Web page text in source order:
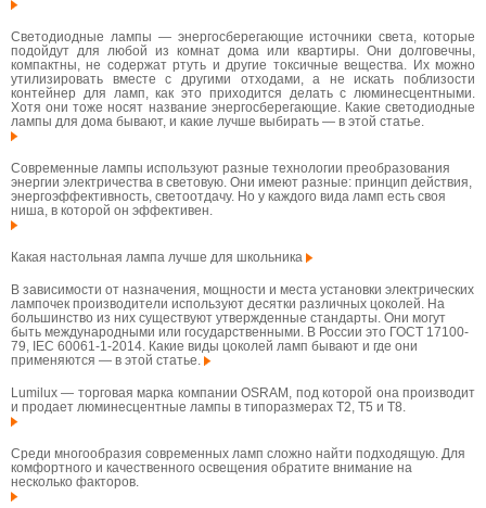
Светодиодные лампы — энергосберегающие источники света, которые
подойдут для любой из комнат дома или квартиры. Они долговечны,
компактны, не содержат ртуть и другие токсичные вещества. Их можно
утилизировать вместе с другими отходами, а не искать поблизости
контейнер для ламп, как это приходится делать с люминесцентными.
Хотя они тоже носят название энергосберегающие. Какие светодиодные
лампы для дома бывают, и какие лучше выбирать — в этой статье.
Современные лампы используют разные технологии преобразования
энергии электричества в световую. Они имеют разные: принцип действия,
энергоэффективность, светоотдачу. Но у каждого вида ламп есть своя
ниша, в которой он эффективен.
Какая настольная лампа лучше для школьника
В зависимости от назначения, мощности и места установки электрических
лампочек производители используют десятки различных цоколей. На
большинство из них существуют утвержденные стандарты. Они могут
быть международными или государственными. В России это ГОСТ 17100-
79, IEC 60061-1-2014. Какие виды цоколей ламп бывают и где они
применяются — в этой статье.
Lumilux — торговая марка компании OSRAM, под которой она производит
и продает люминесцентные лампы в типоразмерах T2, T5 и T8.
Среди многообразия современных ламп сложно найти подходящую. Для
комфортного и качественного освещения обратите внимание на
несколько факторов.